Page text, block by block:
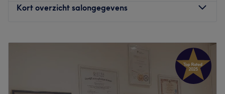
Kort overzicht salongegevens
Gesloten
Gesloten
–18:30
13:00–18:30